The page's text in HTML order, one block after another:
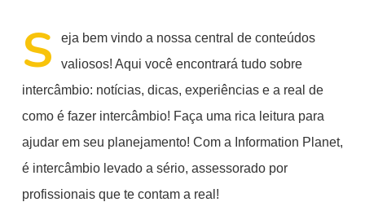
S
eja bem vindo a nossa central de conteúdos
valiosos! Aqui você encontrará tudo sobre
intercâmbio: notícias, dicas, experiências e a real de
como é fazer intercâmbio! Faça uma rica leitura para
ajudar em seu planejamento! Com a Information Planet,
é intercâmbio levado a sério, assessorado por
profissionais que te contam a real!